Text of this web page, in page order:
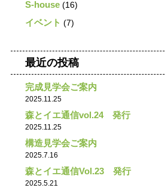
S-house(16)
イベント (7)
最近の投稿
完成見学会ご案内
2025.11.25
森とイエ通信vol.24 発行
2025.11.25
構造見学会ご案内
2025.7.16
森とイエ通信Vol.23 発行
2025.5.21